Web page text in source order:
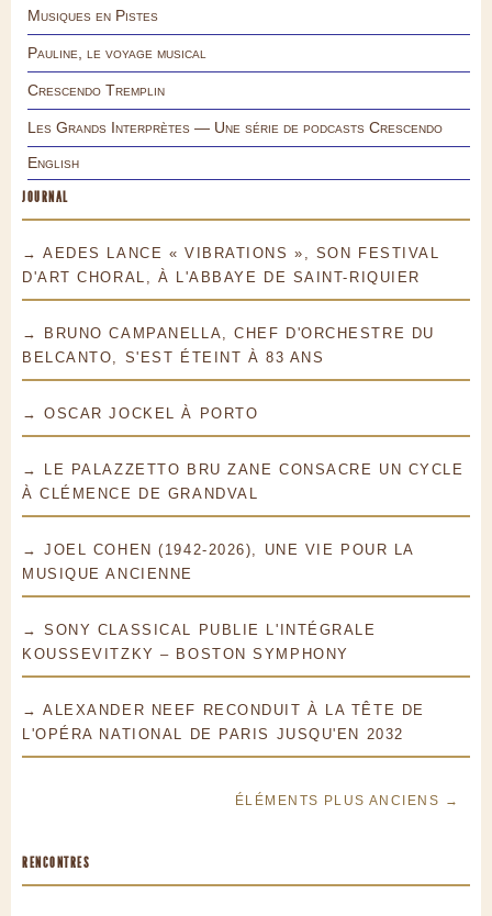
Musiques en Pistes
Pauline, le voyage musical
Crescendo Tremplin
Les Grands Interprètes — Une série de podcasts Crescendo
English
JOURNAL
→ AEDES LANCE « VIBRATIONS », SON FESTIVAL
D'ART CHORAL, À L'ABBAYE DE SAINT-RIQUIER
→ BRUNO CAMPANELLA, CHEF D'ORCHESTRE DU
BELCANTO, S'EST ÉTEINT À 83 ANS
→ OSCAR JOCKEL À PORTO
→ LE PALAZZETTO BRU ZANE CONSACRE UN CYCLE
À CLÉMENCE DE GRANDVAL
→ JOEL COHEN (1942-2026), UNE VIE POUR LA
MUSIQUE ANCIENNE
→ SONY CLASSICAL PUBLIE L'INTÉGRALE
KOUSSEVITZKY – BOSTON SYMPHONY
→ ALEXANDER NEEF RECONDUIT À LA TÊTE DE
L'OPÉRA NATIONAL DE PARIS JUSQU'EN 2032
ÉLÉMENTS PLUS ANCIENS →
RENCONTRES